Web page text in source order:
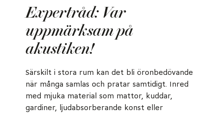
Expertråd: Var
uppmärksam på
akustiken!
Särskilt i stora rum kan det bli öronbedövande
när många samlas och pratar samtidigt. Inred
med mjuka material som mattor, kuddar,
gardiner, ljudabsorberande konst eller